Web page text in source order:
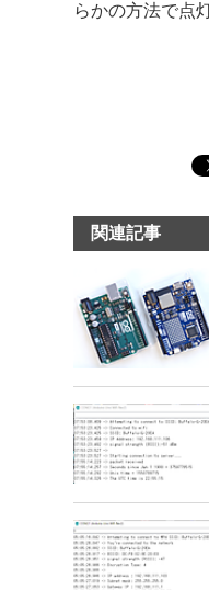
らかの方法で点
関連記事